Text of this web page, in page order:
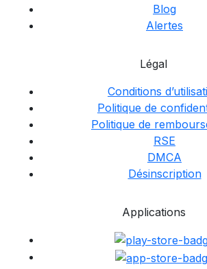
Blog
Alertes
Légal
Conditions
Politique de
Politique de
RSE
DMCA
Désinscription
Applications